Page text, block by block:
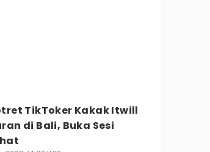
TikToker Kakak Itwill
di Bali, Buka Sesi